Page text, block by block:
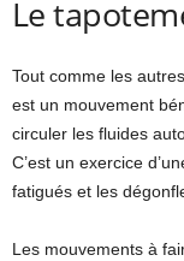
Le
Tout comme les
est un mouvement
circuler les fluides
C’est un exercice
fatigués et les
Les mouvements à